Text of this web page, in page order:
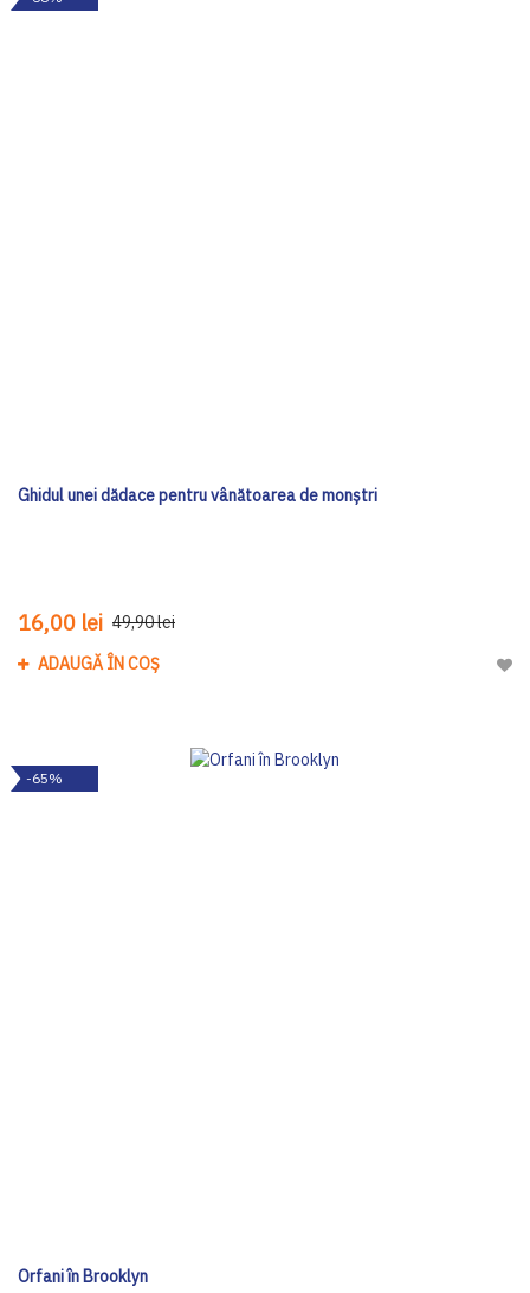
Ghidul unei dădace pentru vânătoarea de monștri
16,00 lei 49,90 lei
ADAUGĂ ÎN COȘ
-65%
Orfani în Brooklyn